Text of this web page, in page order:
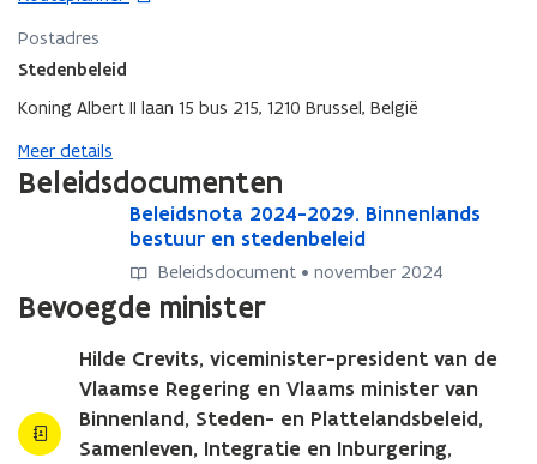
r
h
i
e
c
r
h
i
e
c
e
n
s
e
e
n
i
n
n
v
e
e
r
Postadres
Stedenbeleid
Koning Albert II laan 15 bus 215, 1210 Brussel, België
Meer details
Beleidsdocumenten
o
t
Beleidsnota 2024-2029. Binnenlands
bestuur en stedenbeleid
B
e
l
e
i
s
n
o
t
Beleidsdocument • november 2024
Bevoegde minister
Hilde Crevits, viceminister-president van de
Vlaamse Regering en Vlaams minister van
Binnenland, Steden- en Plattelandsbeleid,
Samenleven, Integratie en Inburgering,